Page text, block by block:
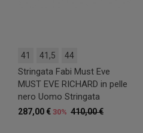
41 41,5 44
Stringata Fabi Must Eve
MUST EVE RICHARD in pelle
nero Uomo Stringata
410,00 €
287,00 € 30%